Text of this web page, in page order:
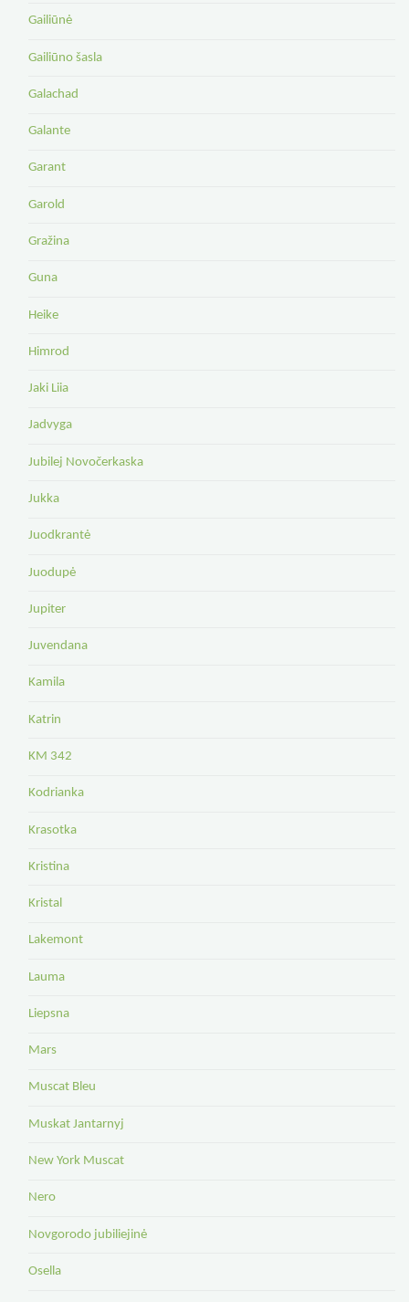
Gailiūnė
Gailiūno šasla
Galachad
Galante
Garant
Garold
Gražina
Guna
Heike
Himrod
Jaki Liia
Jadvyga
Jubilej Novočerkaska
Jukka
Juodkrantė
Juodupė
Jupiter
Juvendana
Kamila
Katrin
KM 342
Kodrianka
Krasotka
Kristina
Kristal
Lakemont
Lauma
Liepsna
Mars
Muscat Bleu
Muskat Jantarnyj
New York Muscat
Nero
Novgorodo jubiliejinė
Osella